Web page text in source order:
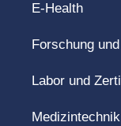
E-Health
Forschung
Labor und